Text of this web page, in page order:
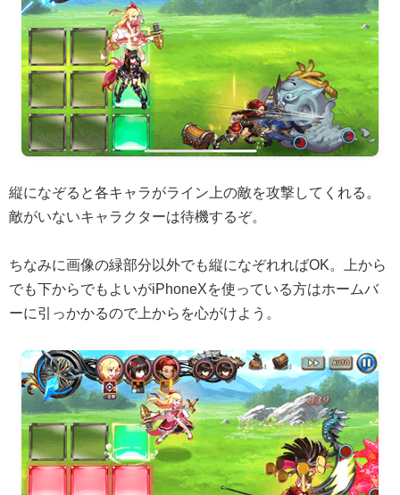
縦になぞると各キャラがライン上の敵を攻撃してくれる。
敵がいないキャラクターは待機するぞ。
ちなみに画像の緑部分以外でも縦になぞれればOK。上から
でも下からでもよいがiPhoneXを使っている方はホームバ
ーに引っかかるので上からを心がけよう。